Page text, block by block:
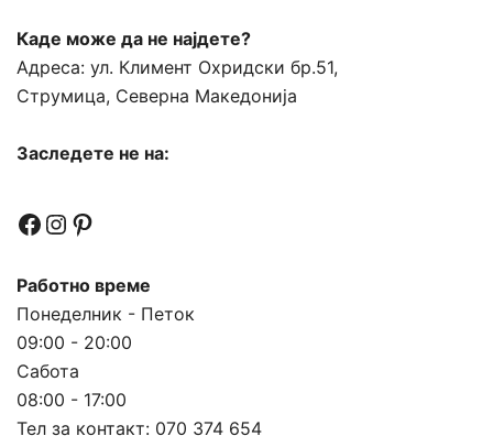
Каде може да не најдете?
Адреса: ул. Климент Охридски бр.51,
Струмица, Северна Македонија
Заследете не на:
Facebook
Instagram
Pinterest
Работно време
Понеделник - Петок
09:00 - 20:00
Сабота
08:00 - 17:00
Тел за контакт: 070 374 654